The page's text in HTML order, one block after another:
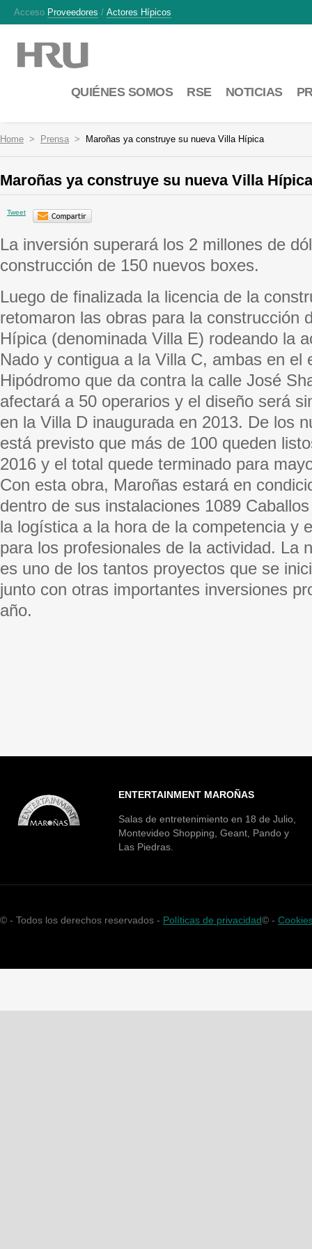
Acceso Proveedores / Actores Hípicos
QUIÉNES SOMOS RSE NOTICIAS
Home Prensa Maroñas ya construye su nueva Villa Hípica
Maroñas ya construye su nueva Villa Hípica
Tweet
La inversión superará los 2 millones de
construcción de 150 nuevos boxes.
Luego de finalizada la licencia de la
retomaron las obras para la construcción
Hípica (denominada Villa E) rodeando la
Nado y contigua a la Villa C, ambas en el
Hipódromo que da contra la calle José
afectará a 50 operarios y el diseño será
en la Villa D inaugurada en 2013. De los
está previsto que más de 100 queden
2016 y el total quede terminado para
Con esta obra, Maroñas estará en
dentro de sus instalaciones 1089
la logística a la hora de la competencia y
para los profesionales de la actividad. La
es uno de los tantos proyectos que se
junto con otras importantes inversiones
año.
ENTERTAINMENT MAROÑAS
Salas de entretenimiento en 18 de Julio,
Montevideo Shopping, Geant, Pando y
Las Piedras.
© - Todos los derechos reservados - Políticas de privacidad© -